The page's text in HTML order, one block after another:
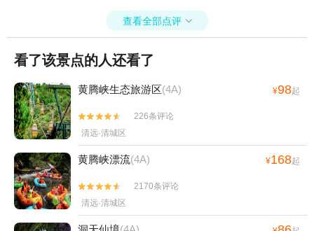
查看全部点评 
看了该景点的人还看了
黄腾峡生态旅游区(4A) ¥98起


226条评论
清远·清城区
黄腾峡漂流(4A) ¥168起


2170条评论
清远·清城区